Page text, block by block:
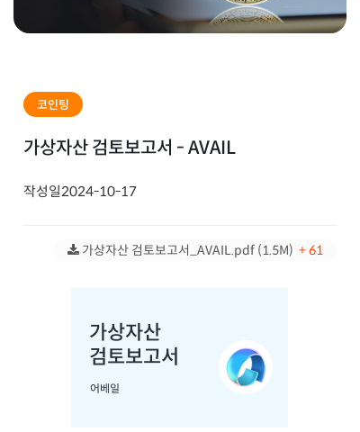
코인팅
가상자산 검토보고서 - AVAIL
작성일2024-10-17
가상자산 검토보고서_AVAIL.pdf (1.5M)+ 61